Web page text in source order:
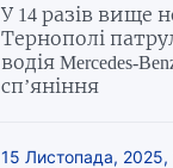
У 14 разів вище
Тернополі
водія Mercedes-
сп’яніння
15 Листопада, 2025,